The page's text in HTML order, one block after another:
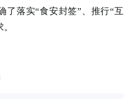
了落实“食安封签”、推行“互